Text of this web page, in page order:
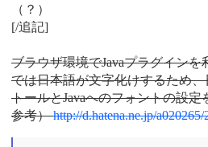
（？）
[/追記]
ブラウザ環境でJavaプラグイン
では日本語が文字化けするため
トールとJavaへのフォントの設定
参考）http://d.hatena.ne.jp/